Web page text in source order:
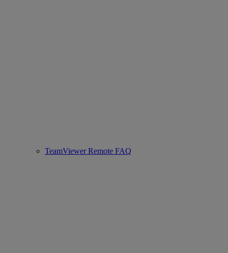
TeamViewer Remote FAQ